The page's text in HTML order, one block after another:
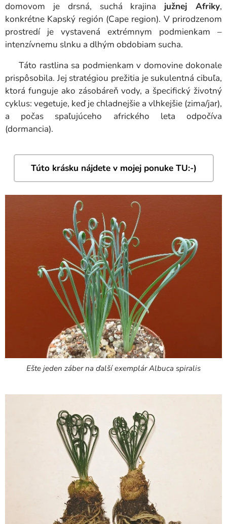
domovom je drsná, suchá krajina južnej Afriky,
konkrétne Kapský región (Cape region). V prirodzenom
prostredí je vystavená extrémnym podmienkam –
intenzívnemu slnku a dlhým obdobiam sucha.
Táto rastlina sa podmienkam v domovine dokonale
prispôsobila. Jej stratégiou prežitia je sukulentná cibuľa,
ktorá funguje ako zásobáreň vody, a špecifický životný
cyklus: vegetuje, keď je chladnejšie a vlhkejšie (zima/jar),
a počas spaľujúceho afrického leta odpočíva
(dormancia).
Túto krásku nájdete v mojej ponuke TU:-)
Ešte jeden záber na ďalší exemplár Albuca spiralis